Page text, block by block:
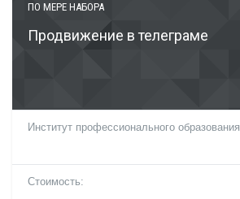
ПО МЕРЕ НАБОРА
Продвижение в телеграме
Институт профессионального образования
Стоимость: